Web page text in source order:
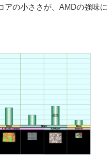
アの小ささが、AMDの強味に